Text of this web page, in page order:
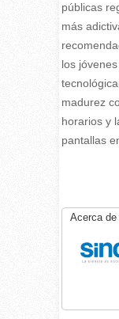
públicas
más
los
madurez
horarios y
pantallas
Acerca de